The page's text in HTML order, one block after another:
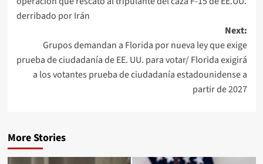
derribado por Irán
Next:
Grupos demandan a Florida por nueva ley que exige
prueba de ciudadanía de EE. UU. para votar/ Florida exigirá
a los votantes prueba de ciudadanía estadounidense a
partir de 2027
More Stories